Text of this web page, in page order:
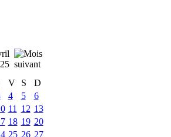
V S
D
4 5
6
11 12 13
18 19 20
25 26 27